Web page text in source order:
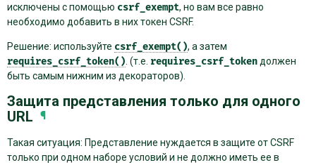
исключены с помощью csrf_exempt, но вам все равно
необходимо добавить в них токен CSRF.
Решение: используйте csrf_exempt(), а затем
requires_csrf_token() . (т.е. requires_csrf_token должен
быть самым нижним из декораторов).
Защита представления только для одного
URL ¶
Такая ситуация: Представление нуждается в защите от CSRF
только при одном наборе условий и не должно иметь ее в